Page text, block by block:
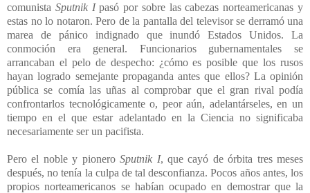
comunista Sputnik Ipasó por sobre las cabezas norteamericanas y
estas no lo notaron. Pero de la pantalla del televisor se derramó una
marea de pánico indignado que inundó Estados Unidos. La
conmoción era general. Funcionarios gubernamentales se
arrancaban el pelo de despecho: ¿cómo es posible que los rusos
hayan logrado semejante propaganda antes que ellos? La opinión
pública se comía las uñas al comprobar que el gran rival podía
confrontarlos tecnológicamente o, peor aún, adelantárseles, en un
tiempo en el que estar adelantado en la Ciencia no significaba
necesariamente ser un pacifista.
Pero el noble y pioneroSputnik I, que cayó de órbita tres meses
después, no tenía la culpa de tal desconfianza. Pocos años antes, los
propios norteamericanos se habían ocupado en demostrar que la